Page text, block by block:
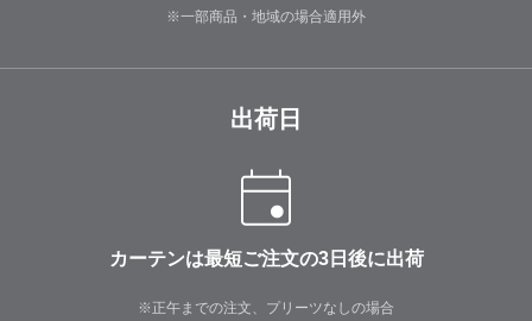
※一部商品・地域の場合適用外
出荷日
カーテンは最短ご注文の3日後に出荷
※正午までの注文、プリーツなしの場合